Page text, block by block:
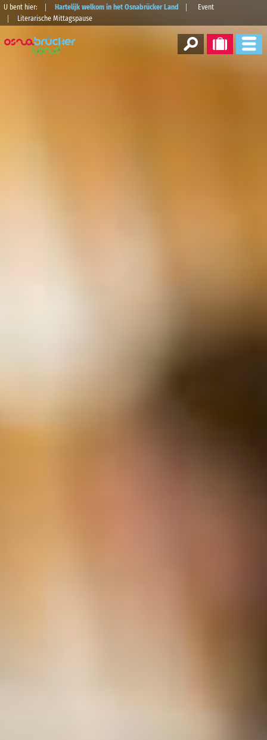
U bent hier: Hartelijk welkom in het Osnabrücker Land
Event
Literarische Mittagspause